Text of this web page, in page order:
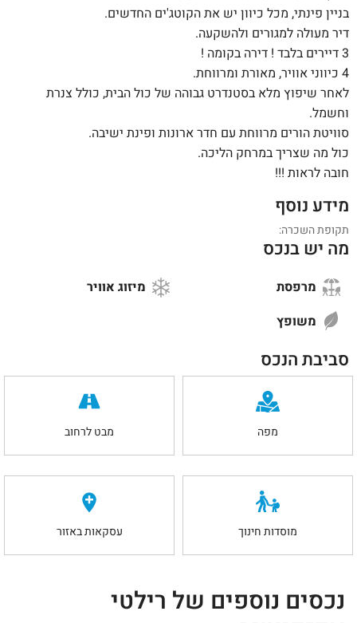
בניין פינתי, מכל כיוון יש את הקוטג'ים החדשים.
דיר מעולה למגורים ולהשקעה.
3 דיירים בלבד ! דירה בקומה !
4 כיווני אוויר, מאורת ומרווחת.
לאחר שיפוץ מלא בסטנדרט גבוהה של כול הבית, כולל צנרת
וחשמל.
סוויטת הורים מרווחת עם חדר ארונות ופינת ישיבה.
כול מה שצריך במרחק הליכה.
חובה לראות !!!
מידע נוסף
תקופת השכרה:
מה יש בנכס
מרפסת
מיזוג אוויר
משופץ
סביבת הנכס
מפה מבט לרחוב
מוסדות חינוך עסקאות באזור
נכסים נוספים של רילטי